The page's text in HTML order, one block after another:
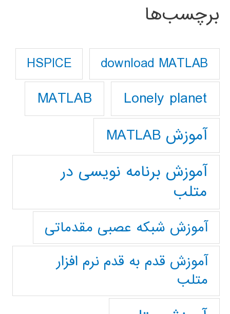
برچسب‌ها
download MATLAB
HSPICE
Lonely planet
MATLAB
آموزش MATLAB
آموزش برنامه نویسی در
متلب
آموزش شبکه عصبی مقدماتی
آموزش قدم به قدم نرم افزار
متلب